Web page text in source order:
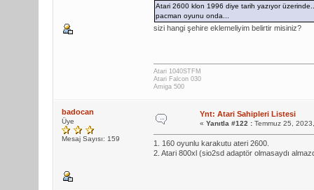
Atari 2600 klon 1996 diye tarih yazıyor
pacman oyunu onda...
sizi hangi şehire eklemeliyim belirtir misiniz?
Atari 1040STFM
Atari Falcon 030
Amiga 500
badocan
Üye
Mesaj Sayısı: 159
Ynt: Atari Sahipleri Listesi
« Yanıtla #122 :Temmuz 25,
1. 160 oyunlu karakutu ateri 2600.
2. Atari 800xl (sio2sd adaptör olmasaydı